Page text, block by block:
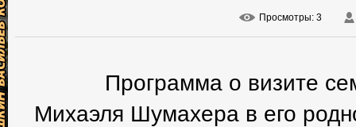
Просмотры: 3
Программа о визите
Михаэля Шумахера в его